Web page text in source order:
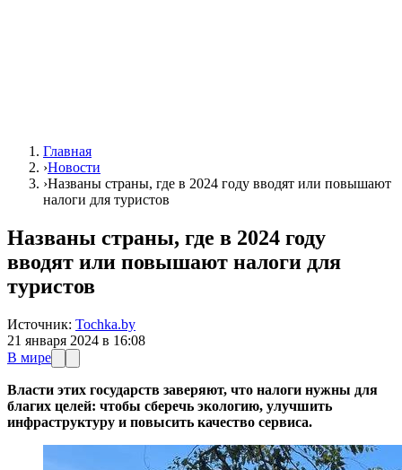
Главная
›Новости
›Названы страны, где в 2024 году вводят или повышают
налоги для туристов
Названы страны, где в 2024 году
вводят или повышают налоги для
туристов
Источник: Tochka.by
21 января 2024 в 16:08
В мире
Власти этих государств заверяют, что налоги нужны для
благих целей: чтобы сберечь экологию, улучшить
инфраструктуру и повысить качество сервиса.